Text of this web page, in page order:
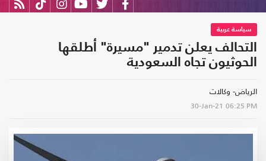
سياسة عربية
التحالف يعلن تدمير "مسيرة" أطلقها
الحوثيون تجاه السعودية
الرياض- وكالات
30-Jan-21 06:25 PM